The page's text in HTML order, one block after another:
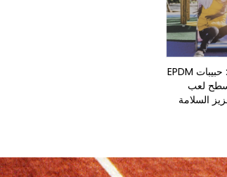
FM-C HIG: حبيبات EPDM
لعب
السلامة